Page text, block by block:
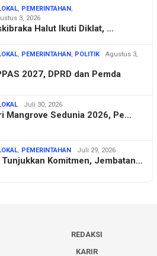
, PEMERINTAHAN ,
3, 2026
Halut Ikuti Diklat, …
, PEMERINTAHAN , POLITIK
Agustus 3,
2027, DPRD dan Pemda
Juli 30, 2026
Mangrove Sedunia 2026, Pe…
, PEMERINTAHAN Juli 29, 2026
Tunjukkan Komitmen, Jembatan…
REDAKSI
KARIR